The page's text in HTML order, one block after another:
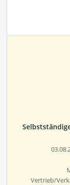
Vertrieb/